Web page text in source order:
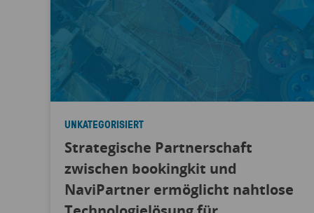
UNKATEGORISIERT
Strategische Partnerschaft
zwischen bookingkit und
NaviPartner ermöglicht nahtlose